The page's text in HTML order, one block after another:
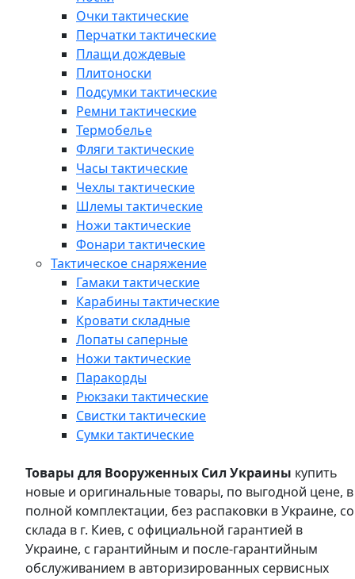
Очки тактические
Перчатки тактические
Плащи дождевые
Плитоноски
Подсумки тактические
Ремни тактические
Термобелье
Фляги тактические
Часы тактические
Чехлы тактические
Шлемы тактические
Ножи тактические
Фонари тактические
Тактическое снаряжение
Гамаки тактические
Карабины тактические
Кровати складные
Лопаты саперные
Ножи тактические
Паракорды
Рюкзаки тактические
Свистки тактические
Сумки тактические
Товары для Вооруженных Сил Украины купить
новые и оригинальные товары, по выгодной цене, в
полной комплектации, без распаковки в Украине, со
склада в г. Киев, с официальной гарантией в
Украине, с гарантийным и после-гарантийным
обслуживанием в авторизированных сервисных